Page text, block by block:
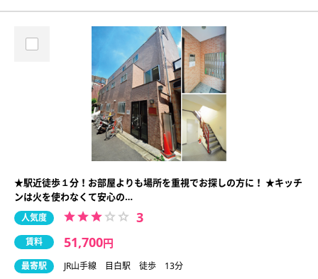
★駅近徒歩１分！お部屋よりも場所を重視でお探しの方に！ ★キッチ
ンは火を使わなくて安心の…
人気度 3
賃料 51,700円
最寄駅 JR山手線 目白駅 徒歩 13分